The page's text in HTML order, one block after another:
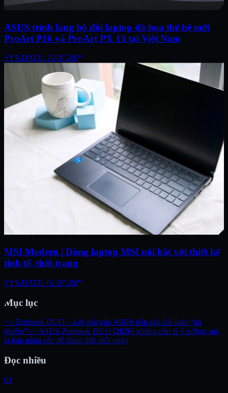
ASUS trình làng bộ đôi laptop đồ họa thế hệ mới
ProArt P16 và ProArt PX 13 tại Việt Nam
SYS.DATE: 25.07.2026
MSI Modern | Dòng laptop MSI nổi bật với thiết kế
tinh tế, thời trang
SYS.DATE: 02.07.2026
Mục lục
>> Zenbook DUO – Lời giải của ASUS tiếp cận bài toán “đa
nhiệm”>> ASUS Zenbook DUO (2026) không còn là ý tưởng, mà
là bản nâng cấp để dùng thật mỗi ngày
Đọc nhiều
01